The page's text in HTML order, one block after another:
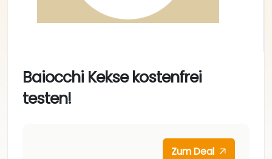
Baiocchi Kekse kostenfrei
testen!
Zum Deal